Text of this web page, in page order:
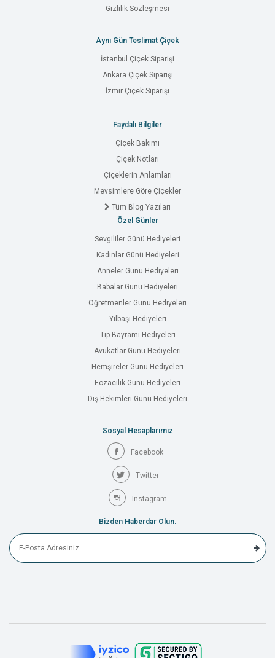
Gizlilik Sözleşmesi
Aynı Gün Teslimat Çiçek
İstanbul Çiçek Siparişi
Ankara Çiçek Siparişi
İzmir Çiçek Siparişi
Faydalı Bilgiler
Çiçek Bakımı
Çiçek Notları
Çiçeklerin Anlamları
Mevsimlere Göre Çiçekler
Tüm Blog Yazıları
Özel Günler
Sevgililer Günü Hediyeleri
Kadınlar Günü Hediyeleri
Anneler Günü Hediyeleri
Babalar Günü Hediyeleri
Öğretmenler Günü Hediyeleri
Yılbaşı Hediyeleri
Tıp Bayramı Hediyeleri
Avukatlar Günü Hediyeleri
Hemşireler Günü Hediyeleri
Eczacılık Günü Hediyeleri
Diş Hekimleri Günü Hediyeleri
Sosyal Hesaplarımız
Facebook
Twitter
Instagram
Bizden Haberdar Olun.